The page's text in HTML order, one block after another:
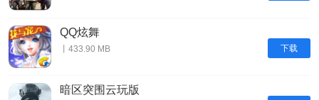
下载
QQ炫舞
丨433.90 MB
暗区突围云玩版